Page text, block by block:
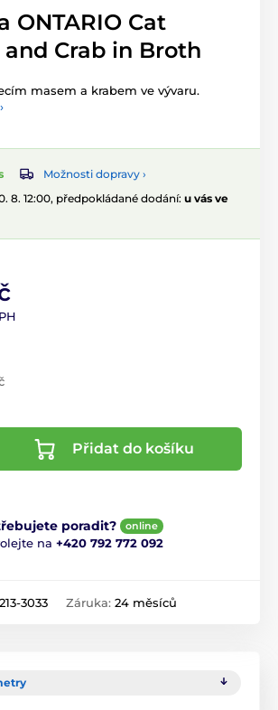
ONTARIO Cat
and Crab in Broth
masem a krabem ve vývaru.
Možnosti dopravy ›
8. 12:00, předpokládané dodání: u vás ve
Přidat do košíku
poradit? online
na +420 792 772 092
213-3033 Záruka: 24 měsíců